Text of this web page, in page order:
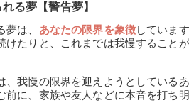
る夢【警告夢】
は、 あなたの限界を象徴していま
けたりと、これまでは我慢すること
、我慢の限界を迎えようとしている
に、家族や友人などに本音を打ち